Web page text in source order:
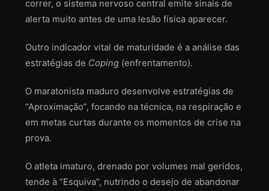
correr, o sistema nervoso central emite sinais de
alerta muito antes de uma lesão física aparecer.
Outro indicador vital de maturidade é a análise das
estratégias de Coping (enfrentamento).
O maratonista maduro desenvolve estratégias de
“Aproximação”, focando na técnica, na respiração e
em metas curtas durante os momentos de crise na
prova.
O atleta imaturo, drenado por volumes mal geridos,
tende à “Esquiva”, nutrindo o desejo de abandonar